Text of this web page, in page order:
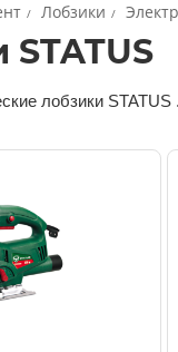
/ Лобзики /
лобзики STATUS